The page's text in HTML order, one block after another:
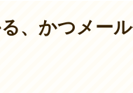
、かつメー